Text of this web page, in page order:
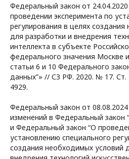
Федеральный закон от
проведении эксперимента по
регулирования в целях
для разработки и внедрения
интеллекта в субъекте
федерального значения Москве
статьи 6 и 10 Федерального
данных”» // СЗ РФ. 2020. № 17. Ст.
4929.
Федеральный закон от
изменений в Федеральный закон
и Федеральный закон “О
установлению специального
создания необходимых условий